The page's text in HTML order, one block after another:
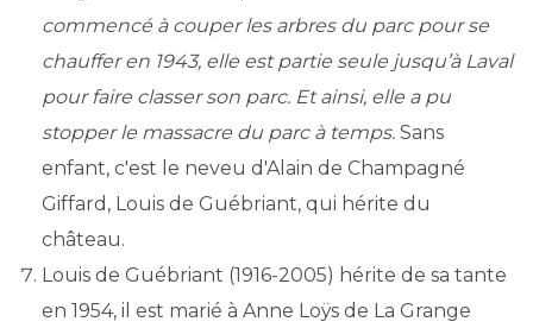
commencé à couper les arbres du parc pour se
chauffer en 1943, elle est partie seule jusqu’à Laval
pour faire classer son parc. Et ainsi, elle a pu
stopper le massacre du parc à temps. Sans
enfant, c'est le neveu d'Alain de Champagné
Giffard, Louis de Guébriant, qui hérite du
château.
Louis de Guébriant (1916-2005) hérite de sa tante
en 1954, il est marié à Anne Loÿs de La Grange